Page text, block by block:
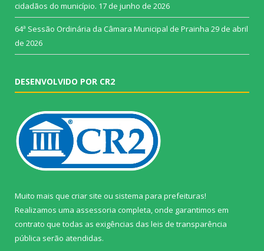
cidadãos do município. 17 de junho de 2026
64ª Sessão Ordinária da Câmara Municipal de Prainha 29 de abril
de 2026
DESENVOLVIDO POR CR2
Muito mais que criar site ou sistema para prefeituras!
Realizamos uma assessoria completa, onde garantimos em
contrato que todas as exigências das leis de transparência
pública serão atendidas.